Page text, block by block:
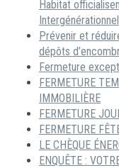
Habitat
Prévenir et
dépôts
Fermeture
FERMETURE
IMMOBILIÈRE
FERMETURE
FERMETURE
LE CHÈQUE
ENQUÊTE :